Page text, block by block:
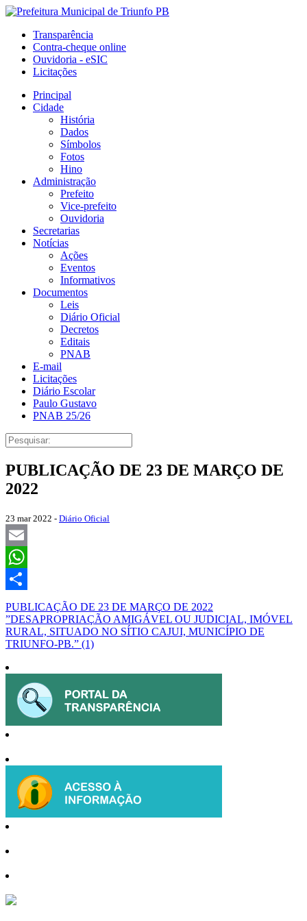
Transparência
Contra-cheque online
Ouvidoria - eSIC
Licitações
Principal
Cidade
História
Dados
Símbolos
Fotos
Hino
Administração
Prefeito
Vice-prefeito
Ouvidoria
Secretarias
Notícias
Ações
Eventos
Informativos
Documentos
Leis
Diário Oficial
Decretos
Editais
PNAB
E-mail
Licitações
Diário Escolar
Paulo Gustavo
PNAB 25/26
PUBLICAÇÃO DE 23 DE MARÇO DE
2022
23 mar 2022 - Diário Oficial
Email
WhatsApp
Share
PUBLICAÇÃO DE 23 DE MARÇO DE 2022
”DESAPROPRIAÇÃO AMIGÁVEL OU JUDICIAL, IMÓVEL
RURAL, SITUADO NO SÍTIO CAJUI, MUNICÍPIO DE
TRIUNFO-PB.” (1)